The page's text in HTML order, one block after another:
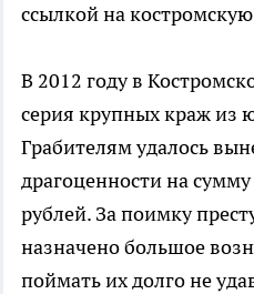
ссылкой на
В 2012 году в
серия крупных краж из
Грабителям удалось
драгоценности на
рублей. За поимку
назначено большое
поймать их долго не